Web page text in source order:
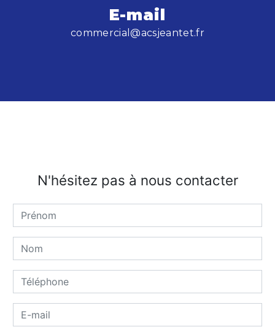
E-mail
commercial@acsjeantet.fr
N'hésitez pas à nous contacter